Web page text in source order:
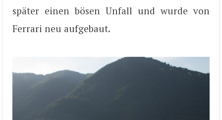
später einen bösen Unfall und wurde von
Ferrari neu aufgebaut.